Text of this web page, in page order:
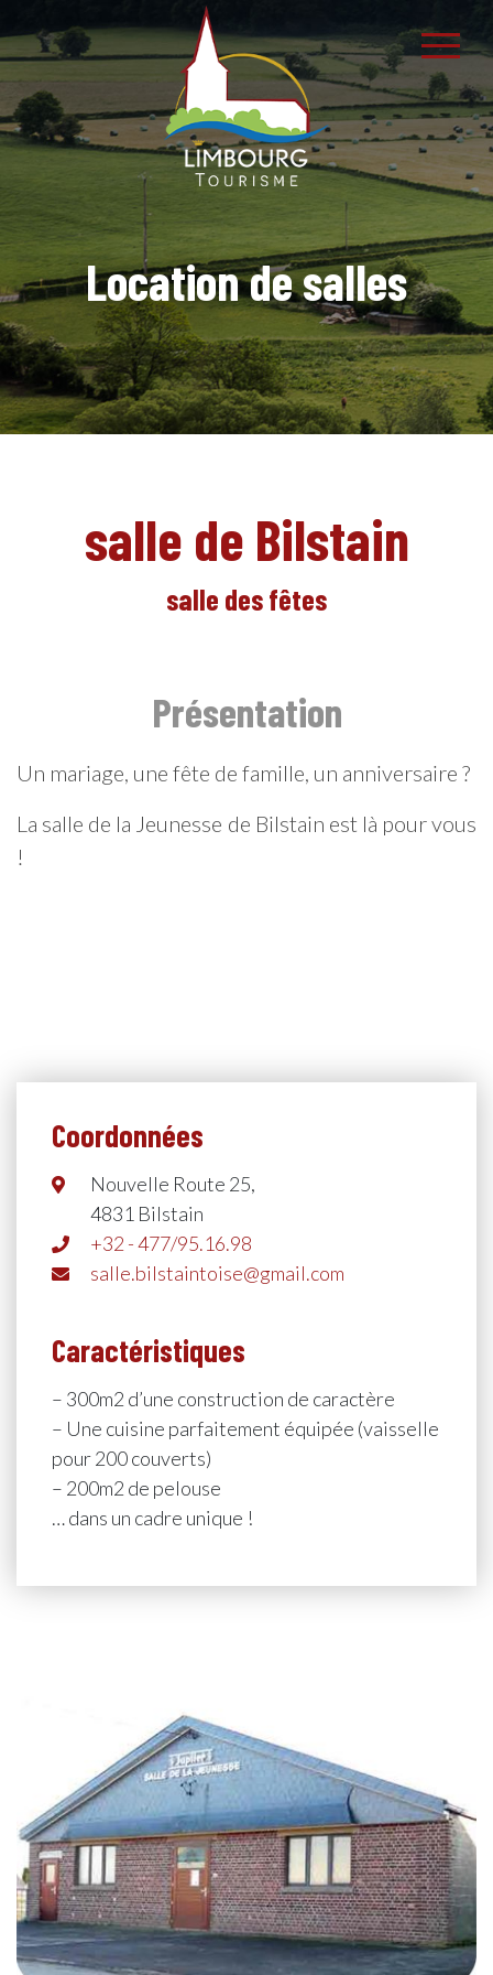
Location de salles
salle de Bilstain
salle des fêtes
Présentation
Un mariage, une fête de famille, un anniversaire ?
La salle de la Jeunesse de Bilstain est là pour vous
!
Coordonnées
Nouvelle Route 25,
4831 Bilstain
+32 - 477/95.16.98
salle.bilstaintoise@gmail.com
Caractéristiques
– 300m2 d’une construction de caractère
– Une cuisine parfaitement équipée (vaisselle
pour 200 couverts)
– 200m2 de pelouse
… dans un cadre unique !